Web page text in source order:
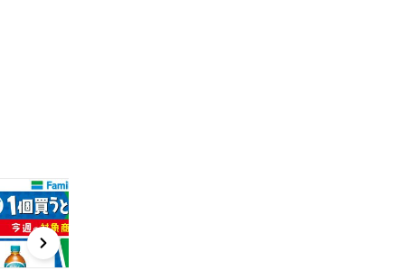
e
x
t